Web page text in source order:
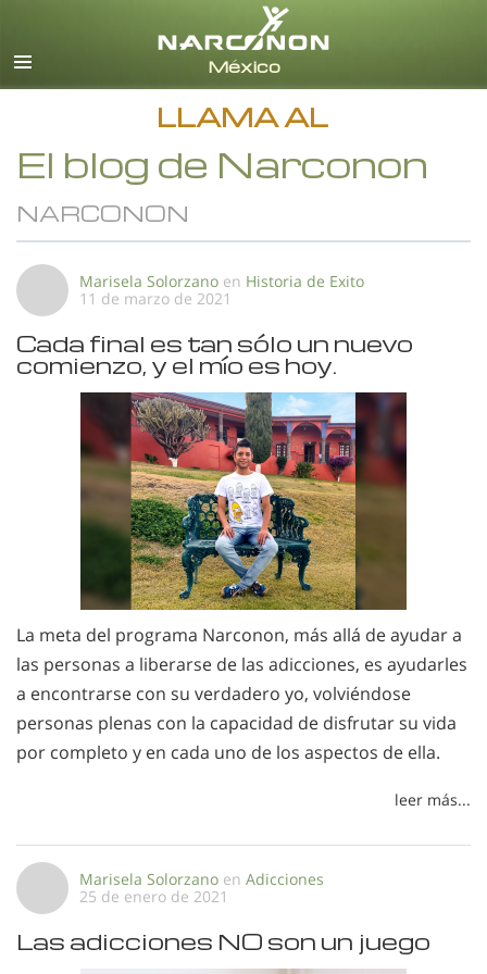
Español
Todas las Regiones/Idiomas
LLAMA AL
El blog de Narconon
NARCONON
Marisela Solorzano en Historia de Exito
11 de marzo de 2021
Cada final es tan sólo un nuevo
comienzo, y el mío es hoy.
La meta del programa Narconon, más allá de ayudar a
las personas a liberarse de las adicciones, es ayudarles
a encontrarse con su verdadero yo, volviéndose
personas plenas con la capacidad de disfrutar su vida
por completo y en cada uno de los aspectos de ella.
leer más...
Marisela Solorzano en Adicciones
25 de enero de 2021
Las adicciones NO son un juego